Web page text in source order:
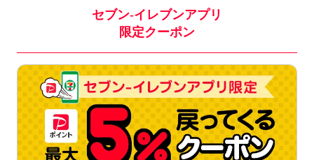
セブン-イレブンアプリ
限定クーポン